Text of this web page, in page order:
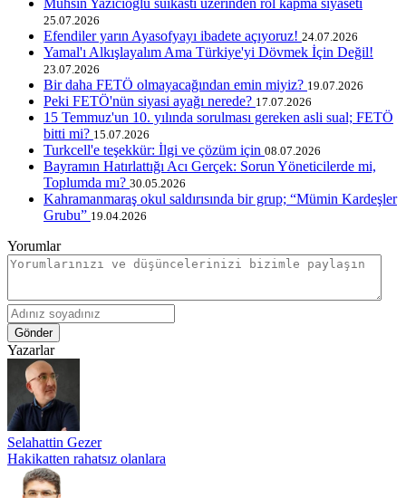
25.07.2026
Efendiler yarın Ayasofyayı ibadete açıyoruz! 24.07.2026
Yamal'ı Alkışlayalım Ama Türkiye'yi Dövmek İçin Değil!
23.07.2026
Bir daha FETÖ olmayacağından emin miyiz? 19.07.2026
Peki FETÖ'nün siyasi ayağı nerede? 17.07.2026
15 Temmuz'un 10. yılında sorulması gereken asli sual; FETÖ
bitti mi? 15.07.2026
Turkcell'e teşekkür: İlgi ve çözüm için 08.07.2026
Bayramın Hatırlattığı Acı Gerçek: Sorun Yöneticilerde mi,
Toplumda mı? 30.05.2026
Kahramanmaraş okul saldırısında bir grup; “Mümin Kardeşler
Grubu” 19.04.2026
Yorumlar
Gönder
Yazarlar
Selahattin Gezer
Hakikatten rahatsız olanlara